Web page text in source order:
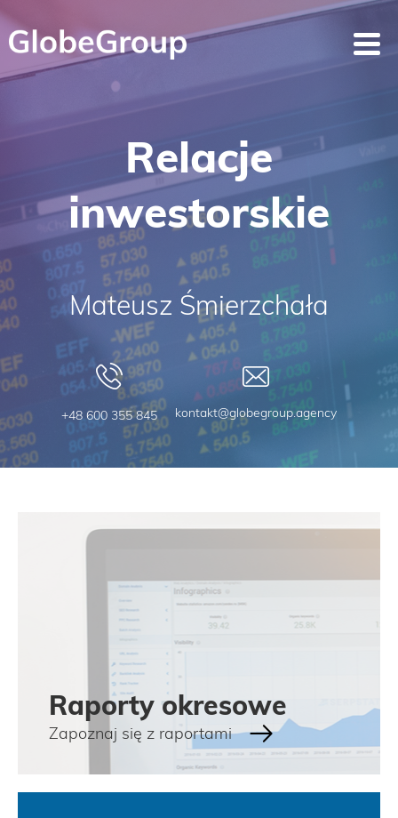
Relacje
inwestorskie
Mateusz Śmierzchała
+48 600 355 845 kontakt@globegroup.agency
Raporty okresowe
Zapoznaj się z raportami